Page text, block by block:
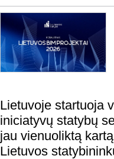
Lietuvoje startuoja
iniciatyvų statybų
jau vienuoliktą
Lietuvos